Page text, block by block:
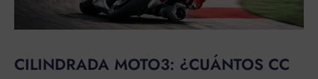
CILINDRADA MOTO3: ¿CUÁNTOS CC